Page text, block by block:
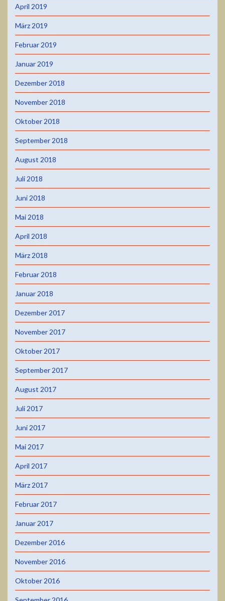
April 2019
März 2019
Februar 2019
Januar 2019
Dezember 2018
November 2018
Oktober 2018
September 2018
August 2018
Juli 2018
Juni 2018
Mai 2018
April 2018
März 2018
Februar 2018
Januar 2018
Dezember 2017
November 2017
Oktober 2017
September 2017
August 2017
Juli 2017
Juni 2017
Mai 2017
April 2017
März 2017
Februar 2017
Januar 2017
Dezember 2016
November 2016
Oktober 2016